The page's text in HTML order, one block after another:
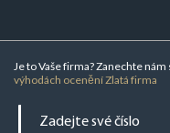
Je to Vaše firma? Zanechte
výhodách ocenění Zlatá firma